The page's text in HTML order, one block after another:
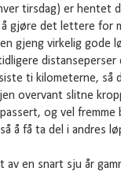
tirsdag) er hentet
gjøre det lettere for
gjeng virkelig gode
distanseperser
ti kilometerne, så
overvant slitne
og vel fremme
å få ta del i andres
av en snart sju år